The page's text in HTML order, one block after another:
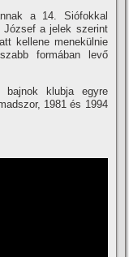
a 14. Siófokkal
József a jelek szerint
kellene menekülnie
formában levő
bajnok klubja egyre
1981 és 1994